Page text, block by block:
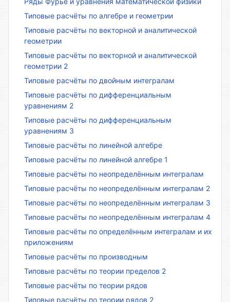
Типовые расчёты по алгебре и геометрии
Типовые расчёты по векторной и аналитической
геометрии
Типовые расчёты по векторной и аналитической
геометрии 2
Типовые расчёты по двойным интегралам
Типовые расчёты по дифференциальным
уравнениям 2
Типовые расчёты по дифференциальным
уравнениям 3
Типовые расчёты по линейной алгебре
Типовые расчёты по линейной алгебре 1
Типовые расчёты по неопределённым интегралам
Типовые расчёты по неопределённым интегралам 2
Типовые расчёты по неопределённым интегралам 3
Типовые расчёты по неопределённым интегралам 4
Типовые расчёты по определённым интегралам и их
приложениям
Типовые расчёты по производным
Типовые расчёты по теории пределов 2
Типовые расчёты по теории рядов
Типовые расчёты по теории рядов 2